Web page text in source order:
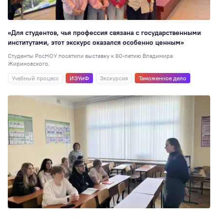
«Для студентов, чья профессия связана с государственными
институтами, этот экскурс оказался особенно ценным»
Студенты РосНОУ посетили выставку к 80-летию Владимира
Жириновского.
Учебный процесс
ИЭУиФ Экскурсия Таможенное дело